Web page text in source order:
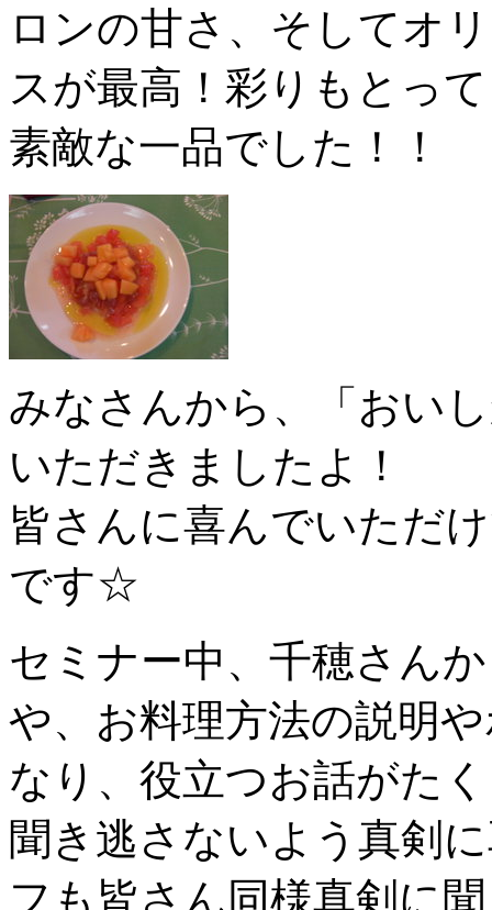
ロンの甘さ、そしてオ
スが最高！彩りもとっ
素敵な一品でした！！
みなさんから、「おい
いただきましたよ！
皆さんに喜んでいただ
です☆
セミナー中、千穂さん
や、お料理方法の説明
なり、役立つお話がた
聞き逃さないよう真剣
フも皆さん同様真剣に